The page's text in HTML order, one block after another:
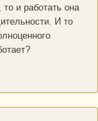
и работать она
И то